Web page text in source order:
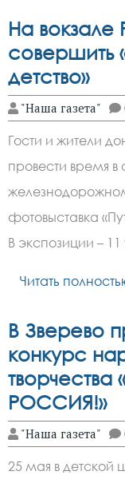
На вокзале
совершить
детство»
"Наша газета"
Гости и жители
провести время
фотовыставка
В экспозиции –
Читать
В Зверево
конкурс
РОССИЯ!»
"Наша газета"
25 мая в детской